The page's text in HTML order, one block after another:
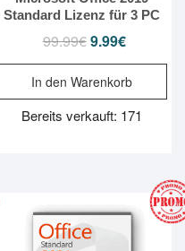
Standard Lizenz für 3 PC
99.99€ Ursprünglicher
Preis
war:
99.99€
9.99€Aktueller
Preis
ist:
9.99€.
In den Warenkorb
Bereits verkauft: 171